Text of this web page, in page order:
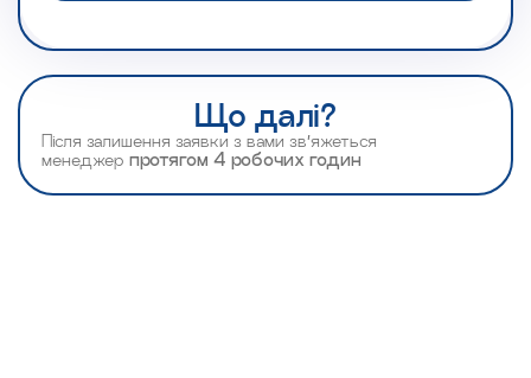
Що далі?
Після залишення заявки з вами зв’яжеться
менеджер протягом 4 робочих годин